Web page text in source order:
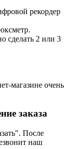
рекордер
сделать 2 или 3
магазине очень
заказа
После
наш